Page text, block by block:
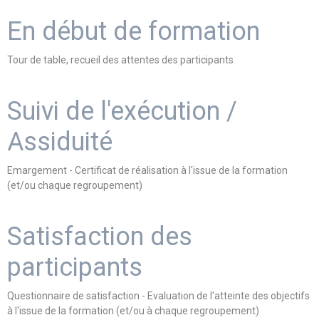
En début de formation
Tour de table, recueil des attentes des participants
Suivi de l'exécution /
Assiduité
Emargement - Certificat de réalisation à l'issue de la formation
(et/ou chaque regroupement)
Satisfaction des
participants
Questionnaire de satisfaction - Evaluation de l'atteinte des objectifs
à l'issue de la formation (et/ou à chaque regroupement)